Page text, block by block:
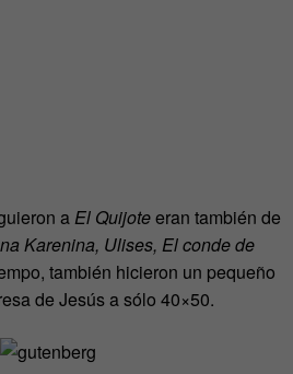
aEl Quijoteeran también de
Karenina, Ulises, El conde de
también hicieron un pequeño
de Jesús a sólo 40×50.